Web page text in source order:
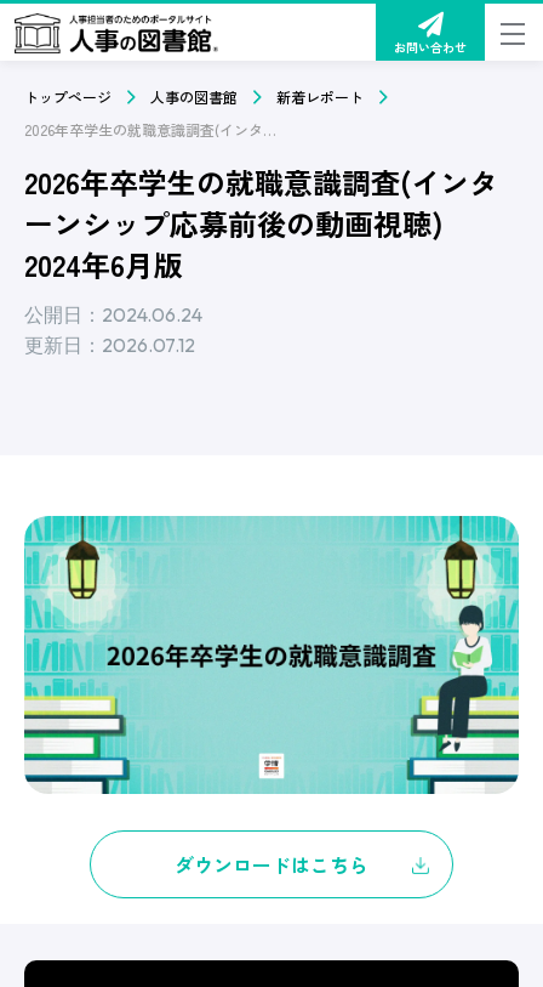
お問い合わせ
トップページ 人事の図書館
新着レポート
2026年卒学生の就職意識調査(インターンシップ応募前後の動画視聴)2024年6月版
2026年卒学生の就職意識調査(インタ
ーンシップ応募前後の動画視聴)
2024年6月版
公開日：2024.06.24
更新日：2026.07.12
ダウンロードはこちら